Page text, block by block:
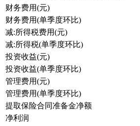
财务费用(元)
财务费用(单季度环比)
减:所得税费用(元)
减:所得税(单季度环比)
投资收益(元)
投资收益(单季度环比)
管理费用(元)
管理费用(单季度环比)
提取保险合同准备金净额
净利润